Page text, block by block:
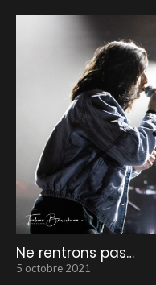
Ne rentrons pas…
5 octobre 2021